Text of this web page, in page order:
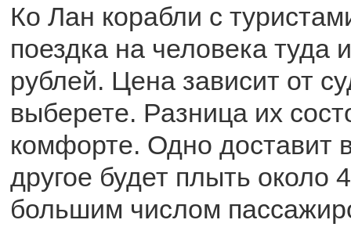
Ко Лан корабли с
поездка на человека туда
рублей. Цена зависит от
выберете. Разница их
комфорте. Одно доставит
другое будет плыть около
большим числом